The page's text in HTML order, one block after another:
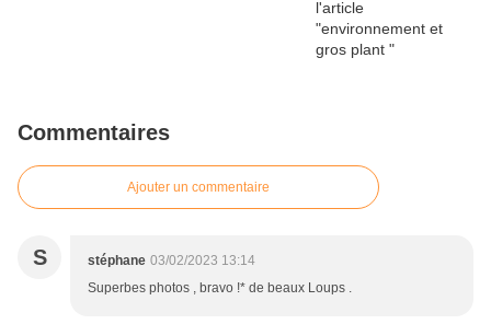
Commentaires
Ajouter un commentaire
S stéphane 03/02/2023 13:14
Superbes photos , bravo !* de beaux Loups .